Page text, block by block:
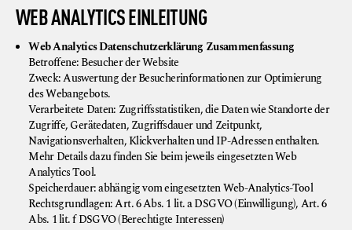
WEB ANALYTICS EINLEITUNG
Web Analytics Datenschutzerklärung Zusammenfassung
Betroffene: Besucher der Website
Zweck: Auswertung der Besucherinformationen zur Optimierung
des Webangebots.
Verarbeitete Daten: Zugriffsstatistiken, die Daten wie Standorte der
Zugriffe, Gerätedaten, Zugriffsdauer und Zeitpunkt,
Navigationsverhalten, Klickverhalten und IP-Adressen enthalten.
Mehr Details dazu finden Sie beim jeweils eingesetzten Web
Analytics Tool.
Speicherdauer: abhängig vom eingesetzten Web-Analytics-Tool
Rechtsgrundlagen: Art. 6 Abs. 1 lit. a DSGVO (Einwilligung), Art. 6
Abs. 1 lit. f DSGVO (Berechtigte Interessen)